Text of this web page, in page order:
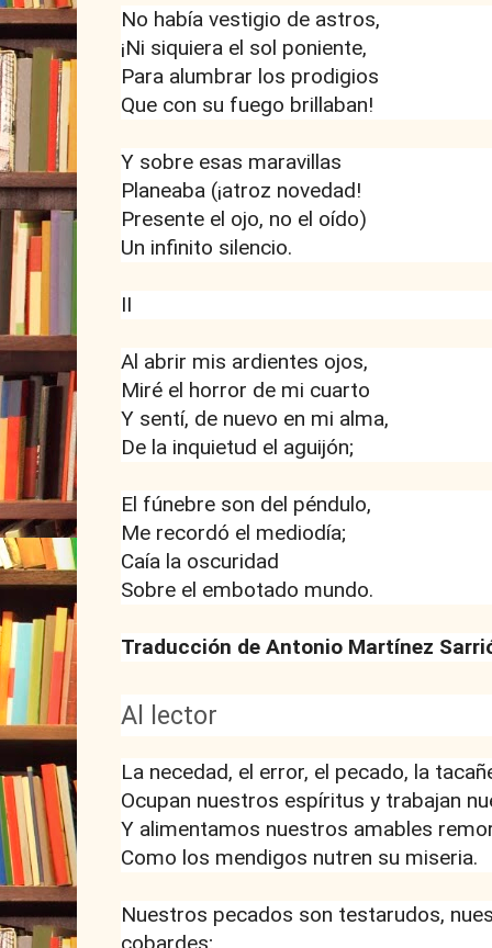
No había vestigio de astros,
¡Ni siquiera el sol poniente,
Para alumbrar los prodigios
Que con su fuego brillaban!
Y sobre esas maravillas
Planeaba (¡atroz novedad!
Presente el ojo, no el oído)
Un infinito silencio.
II
Al abrir mis ardientes ojos,
Miré el horror de mi cuarto
Y sentí, de nuevo en mi alma,
De la inquietud el aguijón;
El fúnebre son del péndulo,
Me recordó el mediodía;
Caía la oscuridad
Sobre el embotado mundo.
Traducción de Antonio Martínez
Al lector
La necedad, el error, el pecado, la
Ocupan nuestros espíritus y trabajan
Y alimentamos nuestros amables
Como los mendigos nutren su miseria.
Nuestros pecados son testarudos,